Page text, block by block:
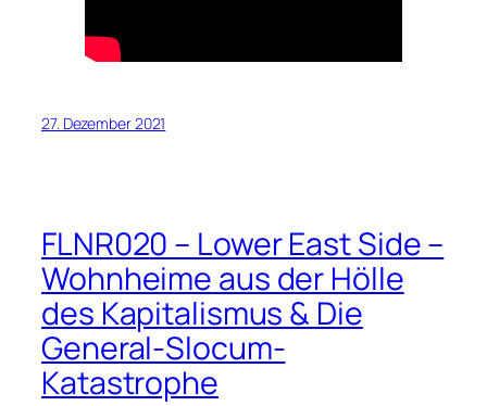
27. Dezember 2021
FLNR020 – Lower East Side –
Wohnheime aus der Hölle
des Kapitalismus & Die
General-Slocum-
Katastrophe